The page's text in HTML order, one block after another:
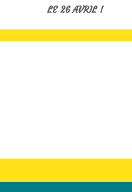
LE 26 AVRIL !